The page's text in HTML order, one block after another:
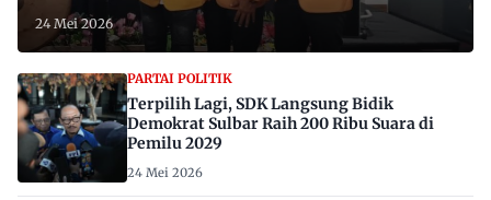
24 Mei 2026
PARTAI POLITIK
Terpilih Lagi, SDK Langsung Bidik
Demokrat Sulbar Raih 200 Ribu Suara di
Pemilu 2029
24 Mei 2026